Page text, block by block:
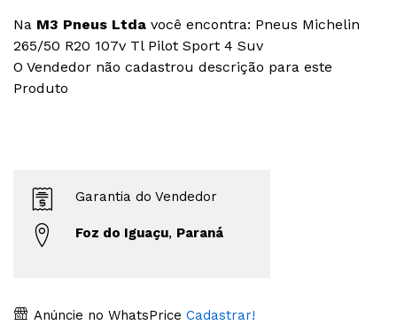
Na M3 Pneus Ltda você encontra: Pneus Michelin
265/50 R20 107v Tl Pilot Sport 4 Suv
O Vendedor não cadastrou descrição para este
Produto
Garantia do Vendedor
Foz do Iguaçu, Paraná
Anúncie no WhatsPrice Cadastrar!